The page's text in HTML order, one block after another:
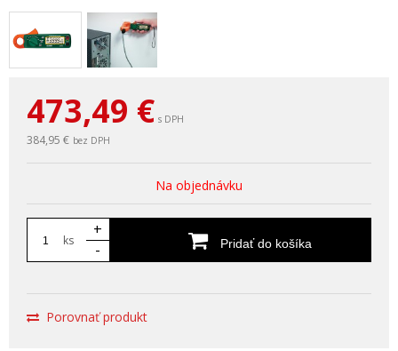
473,49 € s DPH
384,95 € bez DPH
Na objednávku
ks
+
-
Pridať do košíka
Porovnať produkt